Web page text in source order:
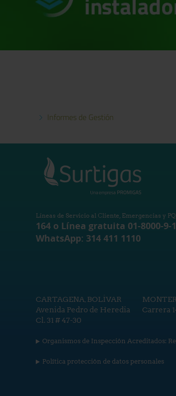
Informes de Gestión
Líneas de Servicio al Cliente, Emergencias y
164 o Línea gratuita 01-8000-9-
WhatsApp: 314 411 1110
CARTAGENA, BOLÍVAR
Avenida Pedro de Heredia
Cl. 31 # 47-30
Carrera
Organismos de Inspección Acreditados:
Política protección de datos personales